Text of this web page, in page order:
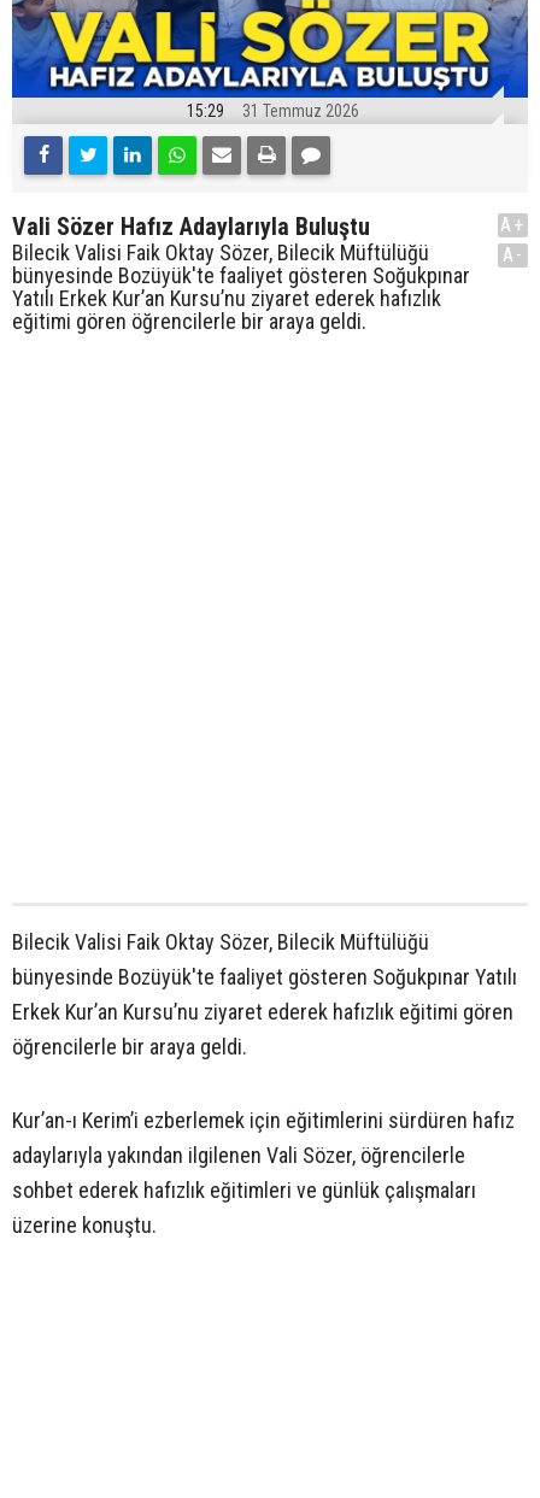
15:29 31 Temmuz 2026
Vali Sözer Hafız Adaylarıyla Buluştu
Bilecik Valisi Faik Oktay Sözer, Bilecik Müftülüğü
bünyesinde Bozüyük'te faaliyet gösteren Soğukpınar
Yatılı Erkek Kur’an Kursu’nu ziyaret ederek hafızlık
eğitimi gören öğrencilerle bir araya geldi.
A+
A-
Bilecik Valisi Faik Oktay Sözer, Bilecik Müftülüğü
bünyesinde Bozüyük'te faaliyet gösteren Soğukpınar Yatılı
Erkek Kur’an Kursu’nu ziyaret ederek hafızlık eğitimi gören
öğrencilerle bir araya geldi.
Kur’an-ı Kerim’i ezberlemek için eğitimlerini sürdüren hafız
adaylarıyla yakından ilgilenen Vali Sözer, öğrencilerle
sohbet ederek hafızlık eğitimleri ve günlük çalışmaları
üzerine konuştu.